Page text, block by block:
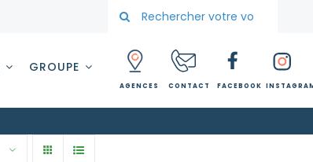
GROUPE
AGENCES CONTACT FACEBOOK